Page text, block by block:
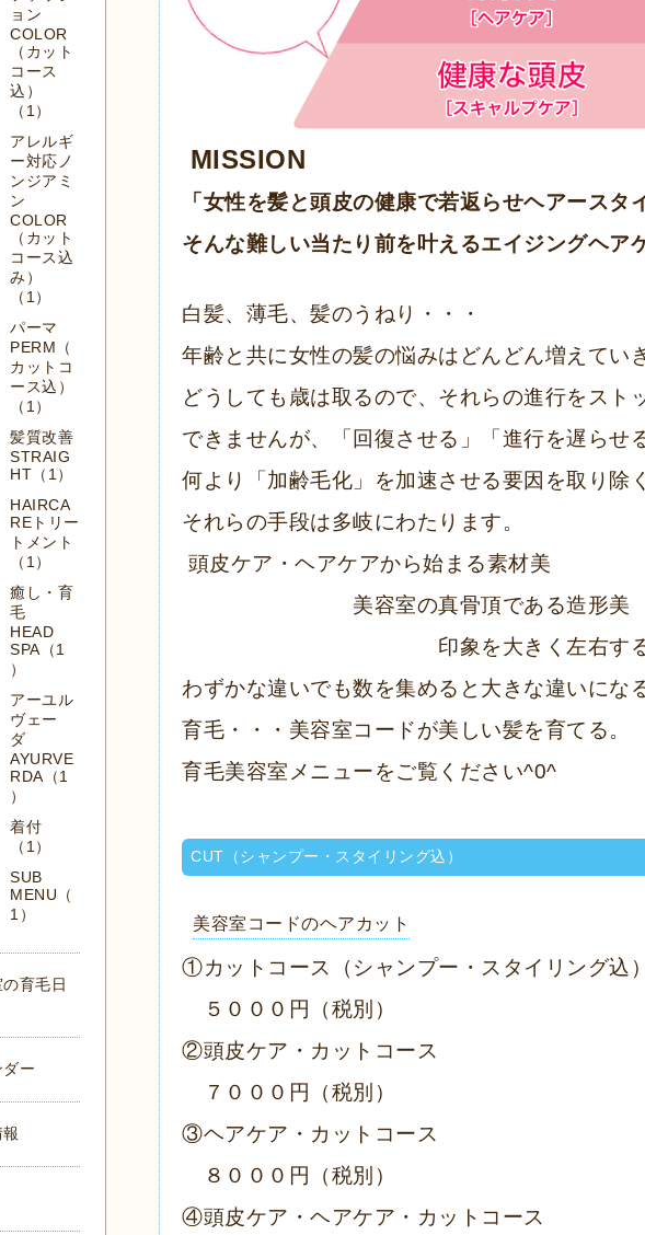
MISSION
「女性を髪と頭皮の健康で若返らせヘアースタ
そんな難しい当たり前を叶えるエイジングヘア
白髪、薄毛、髪のうねり・・・
年齢と共に女性の髪の悩みはどんどん増えてい
どうしても歳は取るので、それらの進行を スト
できませんが、「回復させる」「進行を遅らせ
何より「加齢毛化」を加速させる要因を取り除
それらの手段は多岐にわたります。
頭皮ケア・ヘアケアから始まる素材美
美容室の真骨頂である造形美
印象を大きく左右する色
わずかな違いでも数を集めると大きな違いにな
育毛・・・美容室コードが美しい髪を育てる。
育毛美容室メニューをご覧ください^0^
CUT（シャンプー・スタイリング込）
美容室コードのヘアカット
①カットコース（シャンプー・スタイリング込
５０００円（税別）
②頭皮ケア・カットコース
７０００円（税別）
③ヘアケア・カットコース
８０００円（税別）
④頭皮ケア・ヘアケア・カットコース
ョン
COLOR
（カット
コース
込）
（1）
アレルギ
ー対応ノ
ンジアミ
ン
COLOR
（カット
コース込
み）
（1）
パーマ
PERM（
カットコ
ース込）
（1）
髪質改善
STRAIG
HT（1）
HAIRCA
REトリー
トメント
（1）
癒し・育
毛
HEAD
SPA（1
）
アーユル
ヴェー
ダ
AYURVE
RDA（1
）
着付
（1）
SUB
MENU（
1）
育毛日
ダー